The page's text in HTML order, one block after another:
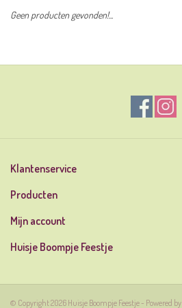
Geen producten gevonden!...
Klantenservice
Producten
Mijn account
Huisje Boompje Feestje
© Copyright 2026 Huisje Boompje Feestje - Powered by